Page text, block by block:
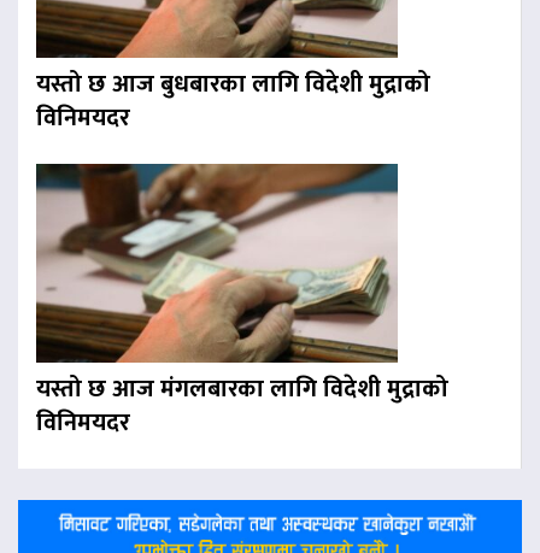
यस्तो छ आज बुधबारका लागि विदेशी मुद्राको
विनिमयदर
यस्तो छ आज मंगलबारका लागि विदेशी मुद्राको
विनिमयदर